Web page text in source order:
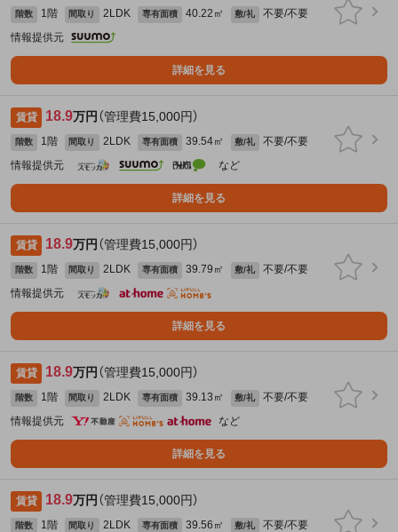
階数 1階 間取り 2LDK 専有面積 40.22㎡ 敷/礼
不要/不要
情報提供元
詳細を見る
賃貸 18.9万円 （管理費15,000円）
階数 1階 間取り 2LDK 専有面積 39.54㎡ 敷/礼
不要/不要
情報提供元
など
詳細を見る
賃貸 18.9万円 （管理費15,000円）
階数 1階 間取り 2LDK 専有面積 39.79㎡ 敷/礼
不要/不要
情報提供元
詳細を見る
賃貸 18.9万円 （管理費15,000円）
階数 1階 間取り 2LDK 専有面積 39.13㎡ 敷/礼
不要/不要
情報提供元
など
詳細を見る
賃貸 18.9万円 （管理費15,000円）
階数 1階 間取り 2LDK 専有面積 39.56㎡ 敷/礼
不要/不要